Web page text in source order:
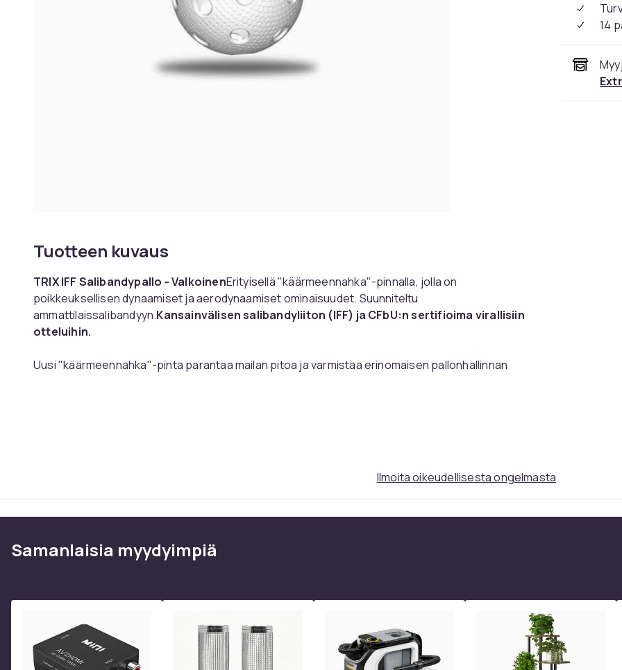
Tuotteen kuvaus
TRIX IFF Salibandypallo - ValkoinenErityisellä "käärmeennahka"-pinnalla, jolla on
poikkeuksellisen dynaamiset ja aerodynaamiset ominaisuudet. Suunniteltu
ammattilaissalibandyyn.Kansainvälisen salibandyliiton (IFF) ja CFbU:n sertifioima virallisiin
otteluihin.
Uusi "käärmeennahka"-pinta parantaa mailan pitoa ja varmistaa erinomaisen pallonhallinnan
14
Ilmoita oikeudellisesta ongelmasta
Samanlaisia ​​myydyimpiä